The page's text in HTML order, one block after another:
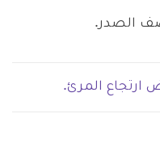
الصدر.
ارتجاع المرئ.